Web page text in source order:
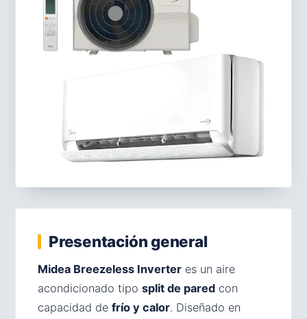
Presentación general
Midea Breezeless Inverter es un aire
acondicionado tipo split de pared con
capacidad de frío y calor. Diseñado en